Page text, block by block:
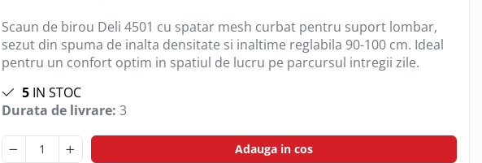
Scaun de birou Deli 4501 cu spatar mesh curbat pentru suport lombar,
sezut din spuma de inalta densitate si inaltime reglabila 90-100 cm. Ideal
pentru un confort optim in spatiul de lucru pe parcursul intregii zile.
5IN STOC
Durata de livrare: 3
Adauga in cos